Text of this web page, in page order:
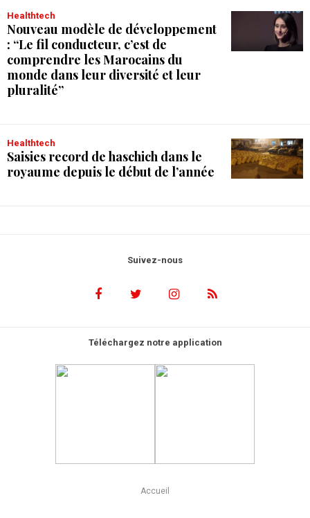
Healthtech
Nouveau modèle de développement
: “Le fil conducteur, c’est de
comprendre les Marocains du
monde dans leur diversité et leur
pluralité”
Healthtech
Saisies record de haschich dans le
royaume depuis le début de l’année
Suivez-nous
Téléchargez notre application
Accueil